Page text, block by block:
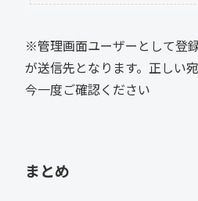
※管理画面ユーザーとして登
が送信先となります。正しい
今一度ご確認ください
まとめ